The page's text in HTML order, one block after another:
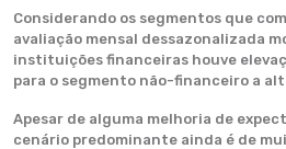
Considerando os segmentos que
avaliação mensal dessazonalizada
instituições financeiras houve
para o segmento não-financeiro a
Apesar de alguma melhoria de
cenário predominante ainda é de